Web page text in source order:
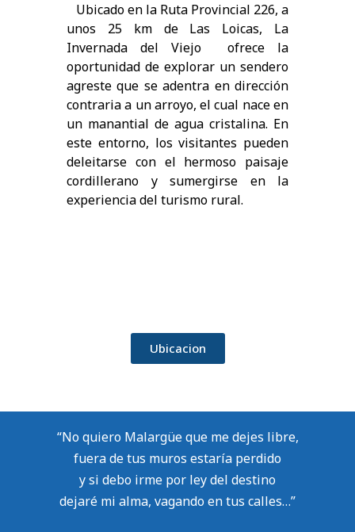
Ubicado en la Ruta Provincial 226, a
unos 25 km de Las Loicas, La
Invernada del Viejo ofrece la
oportunidad de explorar un sendero
agreste que se adentra en dirección
contraria a un arroyo, el cual nace en
un manantial de agua cristalina. En
este entorno, los visitantes pueden
deleitarse con el hermoso paisaje
cordillerano y sumergirse en la
experiencia del turismo rural.
Ubicacion
“No quiero Malargüe que me dejes libre,
fuera de tus muros estaría perdido
y si debo irme por ley del destino
dejaré mi alma, vagando en tus calles…”